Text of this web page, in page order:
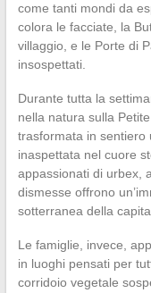
come tanti mondi da
colora le facciate, la
villaggio, e le Porte di
insospettati.
Durante tutta la
nella natura sulla
trasformata in sentiero
inaspettata nel cuore
appassionati di urbex,
dismesse offrono
sotterranea della
Le famiglie, invece,
in luoghi pensati per
corridoio vegetale